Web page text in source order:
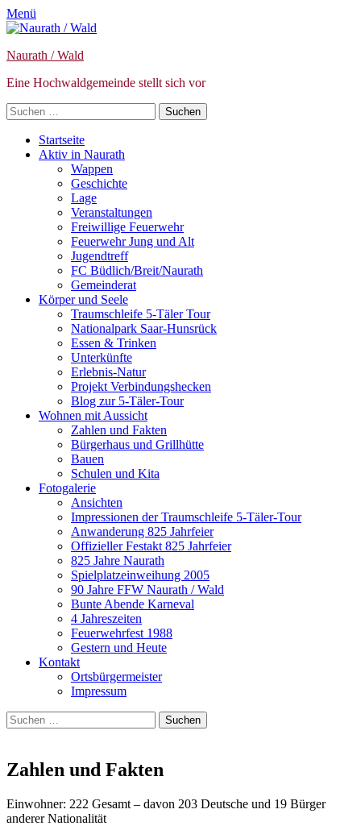
Menü
Naurath / Wald
Eine Hochwaldgemeinde stellt sich vor
Suche
nach:
Primäres
Menü
Zum
Inhalt
Startseite
Aktiv in Naurath
Wappen
Geschichte
Lage
Veranstaltungen
Freiwillige Feuerwehr
Feuerwehr Jung und Alt
Jugendtreff
FC Büdlich/Breit/Naurath
Gemeinderat
Körper und Seele
Traumschleife 5-Täler Tour
Nationalpark Saar-Hunsrück
Essen & Trinken
Unterkünfte
Erlebnis-Natur
Projekt Verbindungshecken
Blog zur 5-Täler-Tour
Wohnen mit Aussicht
Zahlen und Fakten
Bürgerhaus und Grillhütte
Bauen
Schulen und Kita
Fotogalerie
Ansichten
Impressionen der Traumschleife 5-Täler-Tour
Anwanderung 825 Jahrfeier
Offizieller Festakt 825 Jahrfeier
825 Jahre Naurath
Spielplatzeinweihung 2005
90 Jahre FFW Naurath / Wald
Bunte Abende Karneval
4 Jahreszeiten
Feuerwehrfest 1988
Gestern und Heute
Kontakt
Ortsbürgermeister
Impressum
Suchen
Suche
nach:
Zahlen und Fakten
Einwohner: 222 Gesamt – davon 203 Deutsche und 19 Bürger
anderer Nationalität